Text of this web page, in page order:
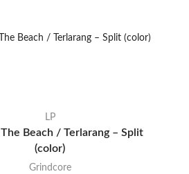
LP
The Beach / Terlarang – Split
(color)
Grindcore